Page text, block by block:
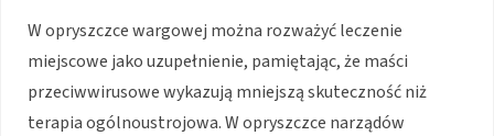
W opryszczce wargowej można rozważyć leczenie
miejscowe jako uzupełnienie, pamiętając, że maści
przeciwwirusowe wykazują mniejszą skuteczność niż
terapia ogólnoustrojowa. W opryszczce narządów